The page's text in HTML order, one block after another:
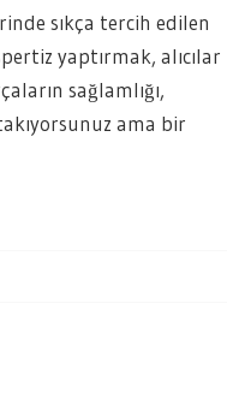
sıkça tercih edilen
yaptırmak, alıcılar
sağlamlığı,
ama bir